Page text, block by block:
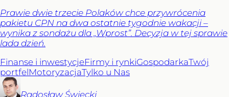
Prawie dwie trzecie Polaków chce przywrócenia
pakietu CPN na dwa ostatnie tygodnie wakacji –
wynika z sondażu dla „Wprost”. Decyzja w tej sprawie
lada dzień.
Finanse i inwestycjeFirmy i rynkiGospodarkaTwój
portfelMotoryzacjaTylko u Nas
Radosław Święcki